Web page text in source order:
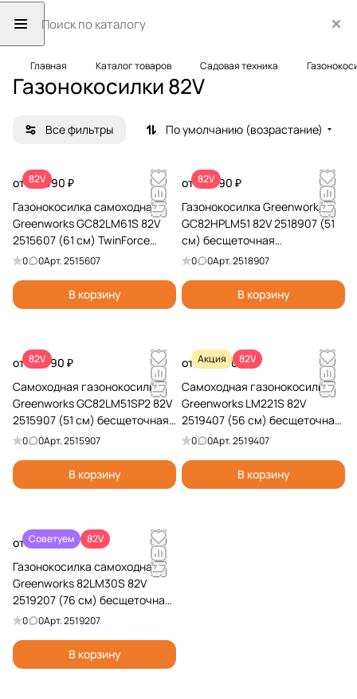
Главная Каталог товаров Садовая техника
Газонокосилки 82V
Все фильтры По умолчанию (возрастание)
82V
от 69 990 ₽
Газонокосилка самоходная
Greenworks GC82LM61S 82V
2515607 (61 см) TwinForce
аккумуляторная
0 0Арт.2515607
В корзину
82V
от 44 990 ₽
Газонокосилка Greenworks
GC82HPLM51 82V 2518907 (51
см) бесщеточная
аккумуляторная
0 0Арт.2518907
В корзину
82V
от 49 990 ₽
Самоходная газонокосилка
Greenworks GC82LM51SP2 82V
2515907 (51 см) бесщеточная
аккумуляторная
0 0Арт.2515907
В корзину
Акция 82V
от 129 990 ₽
Самоходная газонокосилка
Greenworks LM221S 82V
2519407 (56 см) бесщеточная
аккумуляторная
0 0Арт.2519407
В корзину
Советуем 82V
от 189 990 ₽
Газонокосилка самоходная
Greenworks 82LM30S 82V
2519207 (76 см) бесщеточная
аккумуляторная
0 0Арт.2519207
В корзину